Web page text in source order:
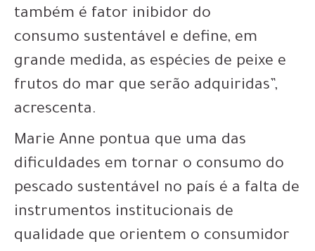
também é fator inibidor do
consumo sustentável e define, em
grande medida, as espécies de peixe e
frutos do mar que serão adquiridas”,
acrescenta.
Marie Anne pontua que uma das
dificuldades em tornar o consumo do
pescado sustentável no país é a falta de
instrumentos institucionais de
qualidade que orientem o consumidor